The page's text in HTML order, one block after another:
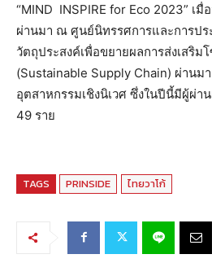
“MIND INSPIRE for Eco 2023” เ
ผ่านมา ณ ศูนย์นิทรรศการและการปร
วัตถุประสงค์เพื่อขยายผลการส่งเสริ
(Sustainable Supply Chain) ผ่านม
อุตสาหกรรมเชิงนิเวศ ซึ่งในปีนี้มีผู้ผ่
49 ราย
TAGS PRINSIDE ไทยวาโก้